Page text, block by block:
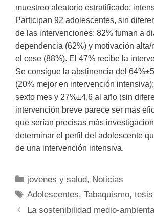
muestreo aleatorio estratificado:
Participan 92 adolescentes, sin
de las intervenciones: 82% fuman a
dependencia (62%) y motivación alta/
el cese (88%). El 47% recibe la
Se consigue la abstinencia del
(20% mejor en intervención
sexto mes y 27%±4,6 al año (sin
intervención breve parece ser más
que serían precisas más
determinar el perfil del adolescente
de una intervención intensiva.
Categorías
jovenes y salud, Noticias
Etiquetas
Adolescentes,Tabaquismo,tesis
La sostenibilidad medio-